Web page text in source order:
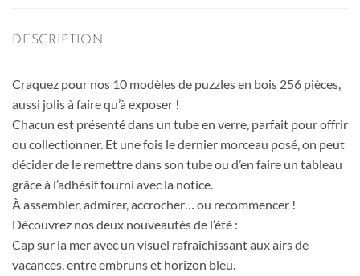
DESCRIPTION
Craquez pour nos 10 modèles de puzzles en bois 256 pièces,
aussi jolis à faire qu’à exposer !
Chacun est présenté dans un tube en verre, parfait pour offrir
ou collectionner. Et une fois le dernier morceau posé, on peut
décider de le remettre dans son tube ou d’en faire un tableau
grâce à l’adhésif fourni avec la notice.
À assembler, admirer, accrocher… ou recommencer !
Découvrez nos deux nouveautés de l’été :
Cap sur la mer avec un visuel rafraîchissant aux airs de
vacances, entre embruns et horizon bleu.